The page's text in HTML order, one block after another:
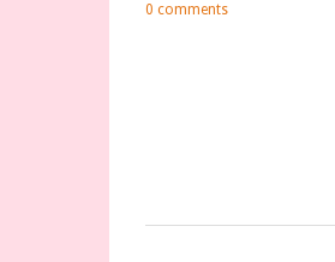
0 comments